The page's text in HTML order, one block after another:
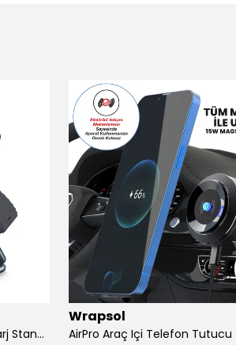
AirFlod 15W Wireless Kablosuz Şarj Standı Alüminyum Katlanabilir 3in1 iPhone-android-watch-airpods
Wrapsol